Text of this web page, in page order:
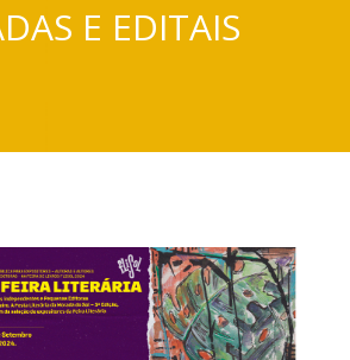
E EDITAIS